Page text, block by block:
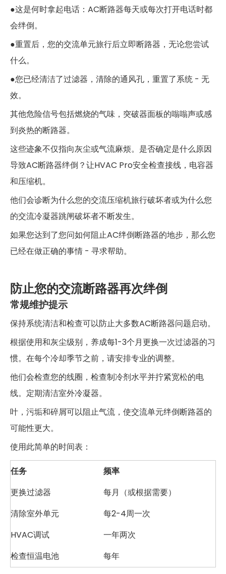
●这是何时拿起电话：AC断路器每天或每次打开电话时都
会绊倒。
●重置后，您的交流单元旅行后立即断路器，无论您尝试
什么。
●您已经清洁了过滤器，清除的通风孔，重置了系统 - 无
效。
其他危险信号包括燃烧的气味，突破器面板的嗡嗡声或感
到炎热的断路器。
这些迹象不仅指向灰尘或气流麻烦。是否确定是什么原因
导致AC断路器绊倒？让HVAC Pro安全检查接线，电容器
和压缩机。
他们会诊断为什么您的交流压缩机旅行破坏者或为什么您
的交流冷凝器跳闸破坏者不断发生。
如果您达到了您问如何阻止AC绊倒断路器的地步，那么您
已经在做正确的事情 - 寻求帮助。
防止您的交流断路器再次绊倒
常规维护提示
保持系统清洁和检查可以防止大多数AC断路器问题启动。
根据使用和灰尘级别，养成每1-3个月更换一次过滤器的习
惯。在每个冷却季节之前，请安排专业的调整。
他们会检查您的线圈，检查制冷剂水平并拧紧宽松的电
线。定期清洁室外冷凝器。
叶，污垢和碎屑可以阻止气流，使交流单元绊倒断路器的
可能性更大。
使用此简单的时间表：
任务
频率
更换过滤器
每月（或根据需要）
清除室外单元
每2-4周一次
HVAC调试
一年两次
检查恒温电池
每年